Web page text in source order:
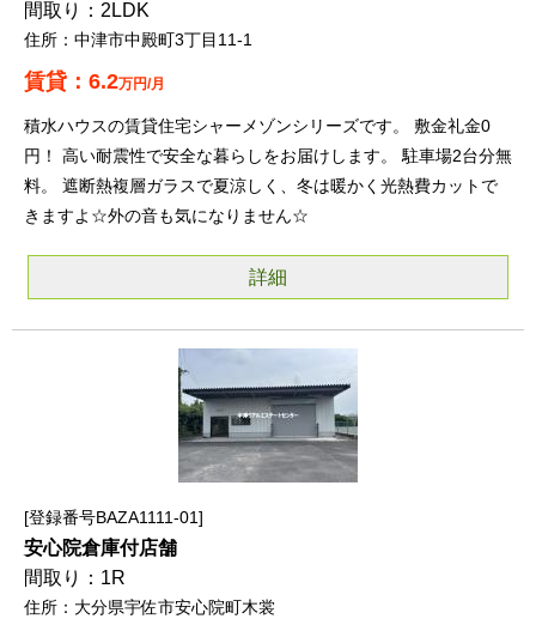
2LDK
中津市中殿町3丁目11-1
6.2万円/月
積水ハウスの賃貸住宅シャーメゾンシリーズです。 敷金礼金0
円！ 高い耐震性で安全な暮らしをお届けします。 駐車場2台分無
料。 遮断熱複層ガラスで夏涼しく、冬は暖かく光熱費カットで
きますよ☆外の音も気になりません☆
詳細
登録番号BAZA1111-01
安心院倉庫付店舗
1R
大分県宇佐市安心院町木裳